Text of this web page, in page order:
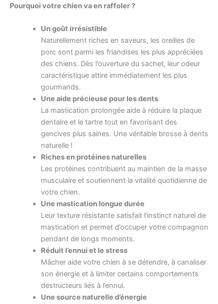
Pourquoi votre chien va en raffoler ?
Un goût irrésistible
Naturellement riches en saveurs, les oreilles de
porc sont parmi les friandises les plus appréciées
des chiens. Dès l’ouverture du sachet, leur odeur
caractéristique attire immédiatement les plus
gourmands.
Une aide précieuse pour les dents
La mastication prolongée aide à réduire la plaque
dentaire et le tartre tout en favorisant des
gencives plus saines. Une véritable brosse à dents
naturelle !
Riches en protéines naturelles
Les protéines contribuent au maintien de la masse
musculaire et soutiennent la vitalité quotidienne de
votre chien.
Une mastication longue durée
Leur texture résistante satisfait l’instinct naturel de
mastication et permet d’occuper votre compagnon
pendant de longs moments.
Réduit l’ennui et le stress
Mâcher aide votre chien à se détendre, à canaliser
son énergie et à limiter certains comportements
destructeurs liés à l’ennui.
Une source naturelle d’énergie